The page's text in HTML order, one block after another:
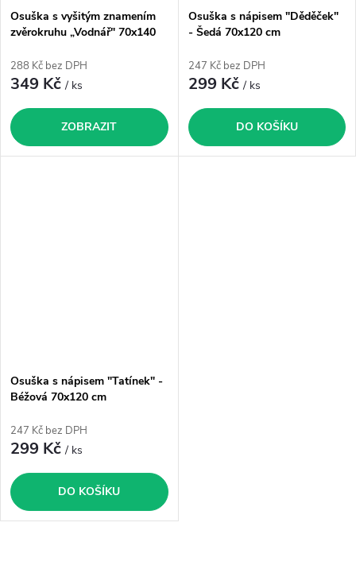
Osuška s vyšitým znamením
zvěrokruhu „Vodnář" 70x140
288 Kč bez DPH
349 Kč/ ks
ZOBRAZIT
Osuška s nápisem "Děděček"
- Šedá 70x120 cm
247 Kč bez DPH
299 Kč/ ks
DO KOŠÍKU
Osuška s nápisem "Tatínek" -
Béžová 70x120 cm
247 Kč bez DPH
299 Kč/ ks
DO KOŠÍKU